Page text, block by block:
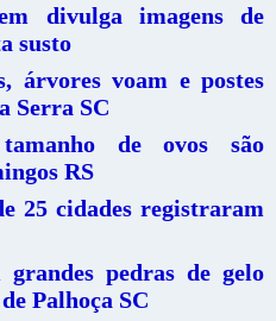
divulga imagens de
susto
árvores voam e postes
Serra SC
de ovos são
RS
25 cidades registraram
pedras de gelo
Palhoça SC